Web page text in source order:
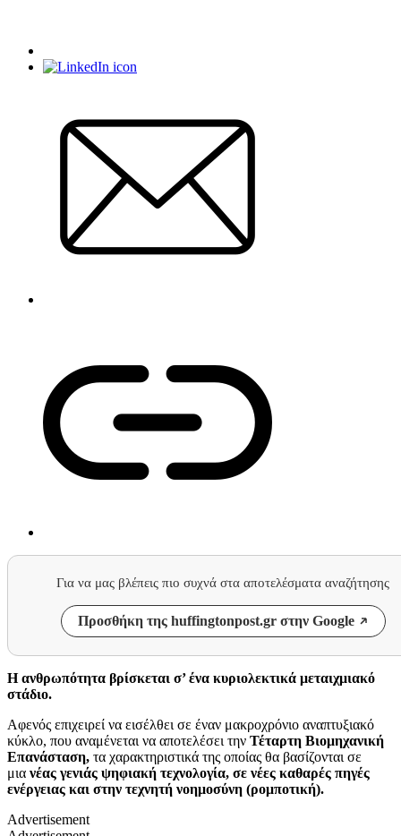
Για να μας βλέπεις πιο συχνά στα αποτελέσματα αναζήτησης
Προσθήκη της huffingtonpost.gr στην Google
Η ανθρωπότητα βρίσκεται σ’ ένα κυριολεκτικά μεταιχμιακό
στάδιο.
Αφενός επιχειρεί να εισέλθει σε έναν μακροχρόνιο αναπτυξιακό
κύκλο, που αναμένεται να αποτελέσει την Τέταρτη Βιομηχανική
Επανάσταση, τα χαρακτηριστικά της οποίας θα βασίζονται σε
μια νέας γενιάς ψηφιακή τεχνολογία, σε νέες καθαρές πηγές
ενέργειας και στην τεχνητή νοημοσύνη (ρομποτική).
Advertisement